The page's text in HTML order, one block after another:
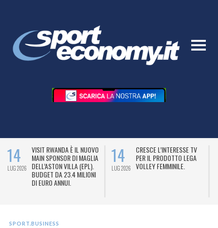
14
LUG 2026
VISIT RWANDA È IL NUOVO
MAIN SPONSOR DI MAGLIA
DELL’ASTON VILLA (EPL).
BUDGET DA 23.4 MILIONI
DI EURO ANNUI.
14
LUG 2026
CRESCE L’INTERESSE TV
PER IL PRODOTTO LEGA
VOLLEY FEMMINILE.
SPORT.BUSINESS